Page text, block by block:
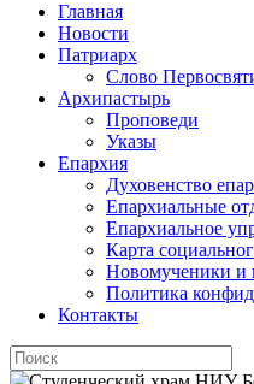
Главная
Новости
Патриарх
Слово
Архипастырь
Проповеди
Указы
Епархия
Духовенство
Епархиальные
Епархиальное
Карта
Новомученики и
Политика
Контакты